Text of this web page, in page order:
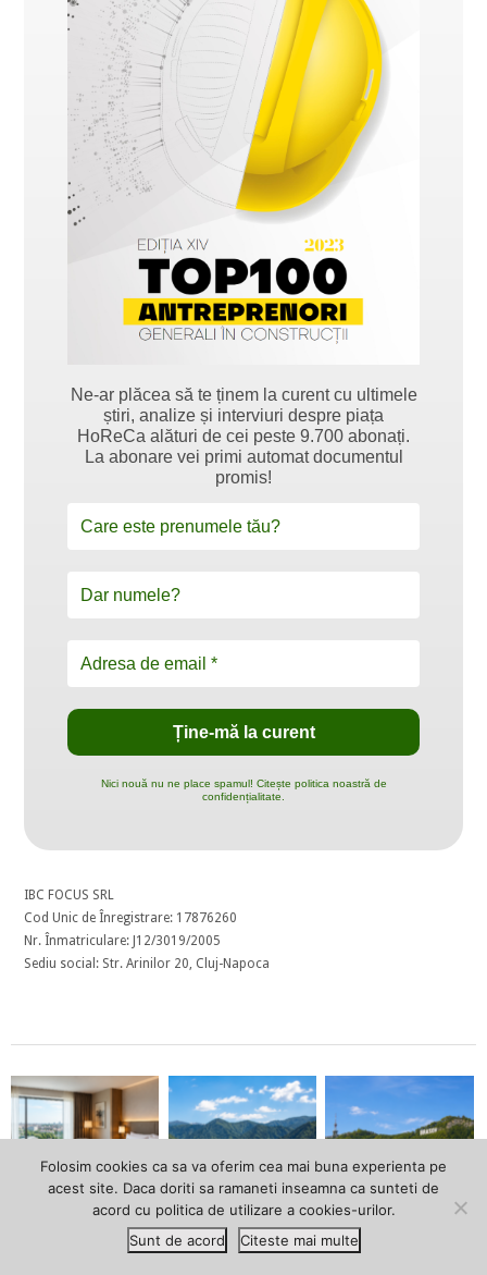
Ne-ar plăcea să te ținem la curent cu ultimele
știri, analize și interviuri despre piața
HoReCa alături de cei peste 9.700 abonați.
La abonare vei primi automat documentul
promis!
Nici nouă nu ne place spamul! Citește politica noastră de
confidențialitate.
IBC FOCUS SRL
Cod Unic de Înregistrare: 17876260
Nr. Înmatriculare: J12/3019/2005
Sediu social: Str. Arinilor 20, Cluj-Napoca
Mercure debutează la
Monte Vidraru,
investiție de până la 8
Brașov: Ion Țiriac
pregătește un nou
Folosim cookies ca sa va oferim cea mai buna experienta pe
acest site. Daca doriti sa ramaneti inseamna ca sunteti de
acord cu politica de utilizare a cookies-urilor.
Sunt de acord
Citeste mai multe